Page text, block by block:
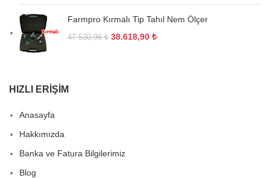
Farmpro Kırmalı Tip Tahıl Nem Ölçer
47.530,96₺ 38.618,90 ₺
HIZLI ERIŞIM
Anasayfa
Hakkımızda
Banka ve Fatura Bilgilerimiz
Blog